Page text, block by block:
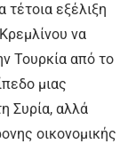
τέτοια εξέλιξη
να
Τουρκία από το
μιας
Συρία, αλλά
οικονομικής